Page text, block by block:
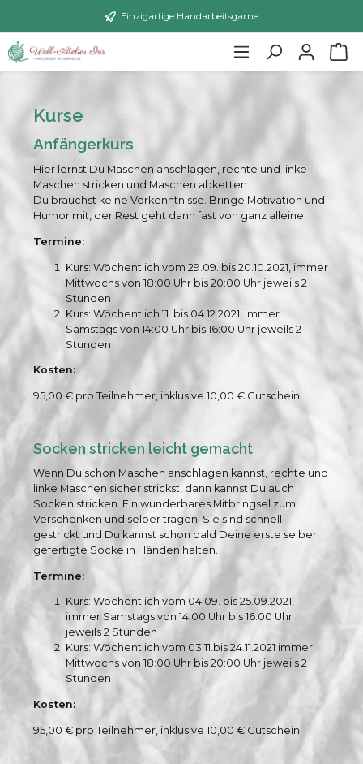
Einzigartige Handarbeitsgarne
Kurse
Anfängerkurs
Hier lernst Du Maschen anschlagen, rechte und linke
Maschen stricken und Maschen abketten.
Du brauchst keine Vorkenntnisse. Bringe Motivation und
Humor mit, der Rest geht dann fast von ganz alleine.
Termine:
Kurs: Wöchentlich vom 29.09. bis 20.10.2021, immer
Mittwochs von 18:00 Uhr bis 20:00 Uhr jeweils 2
Stunden
Kurs: Wöchentlich 11. bis 04.12.2021, immer
Samstags von 14:00 Uhr bis 16:00 Uhr jeweils 2
Stunden
Kosten:
95,00 € pro Teilnehmer, inklusive 10,00 € Gutschein.
Socken stricken leicht gemacht
Wenn Du schon Maschen anschlagen kannst, rechte und
linke Maschen sicher strickst, dann kannst Du auch
Socken stricken. Ein wunderbares Mitbringsel zum
Verschenken und selber tragen. Sie sind schnell
gestrickt und Du kannst schon bald Deine erste selber
gefertigte Socke in Händen halten.
Termine:
Kurs: Wöchentlich vom 04.09. bis 25.09.2021,
immer Samstags von 14:00 Uhr bis 16:00 Uhr
jeweils 2 Stunden
Kurs: Wöchentlich vom 03.11.bis 24.11.2021 immer
Mittwochs von 18:00 Uhr bis 20:00 Uhr jeweils 2
Stunden
Kosten:
95,00 € pro Teilnehmer, inklusive 10,00 € Gutschein.